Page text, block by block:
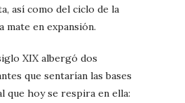
así como del ciclo de la
mate en expansión.
XIX albergó dos
que sentarían las bases
que hoy se respira en ella: